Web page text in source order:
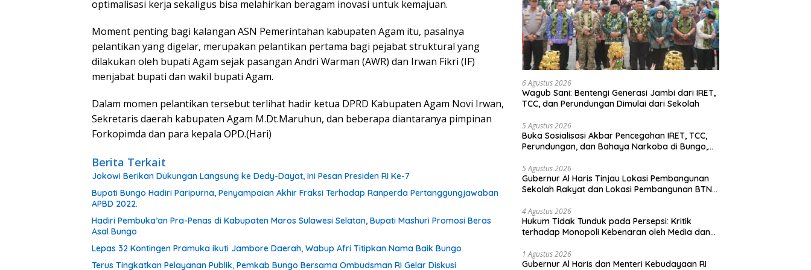
optimalisasi kerja sekaligus bisa melahirkan beragam inovasi untuk kemajuan.
Moment penting bagi kalangan ASN Pemerintahan kabupaten Agam itu, pasalnya
pelantikan yang digelar, merupakan pelantikan pertama bagi pejabat struktural yang
dilakukan oleh bupati Agam sejak pasangan Andri Warman (AWR) dan Irwan Fikri (IF)
menjabat bupati dan wakil bupati Agam.
Dalam momen pelantikan tersebut terlihat hadir ketua DPRD Kabupaten Agam Novi Irwan,
Sekretaris daerah kabupaten Agam M.Dt.Maruhun, dan beberapa diantaranya pimpinan
Forkopimda dan para kepala OPD.(Hari)
Berita Terkait
Jokowi Berikan Dukungan Langsung ke Dedy-Dayat, Ini Pesan Presiden RI Ke-7
Bupati Bungo Hadiri Paripurna, Penyampaian Akhir Fraksi Terhadap Ranperda Pertanggungjawaban
APBD 2022.
Hadiri Pembuka’an Pra-Penas di Kabupaten Maros Sulawesi Selatan, Bupati Mashuri Promosi Beras
Asal Bungo
Lepas 32 Kontingen Pramuka ikuti Jambore Daerah, Wabup Afri Titipkan Nama Baik Bungo
Terus Tingkatkan Pelayanan Publik, Pemkab Bungo Bersama Ombudsman RI Gelar Diskusi
6 Agustus 2026
Wagub Sani: Bentengi Generasi Jambi dari IRET,
TCC, dan Perundungan Dimulai dari Sekolah
5 Agustus 2026
Buka Sosialisasi Akbar Pencegahan IRET, TCC,
Perundungan, dan Bahaya Narkoba di Bungo,
jaga diri, 60% masa depan sudah ada di
tangan”
5 Agustus 2026
Gubernur Al Haris Tinjau Lokasi Pembangunan
Sekolah Rakyat dan Lokasi Pembangunan BTN
4 Agustus 2026
Hukum Tidak Tunduk pada Persepsi: Kritik
terhadap Monopoli Kebenaran oleh Media dan
1 Agustus 2026
Gubernur Al Haris dan Menteri Kebudayaan RI